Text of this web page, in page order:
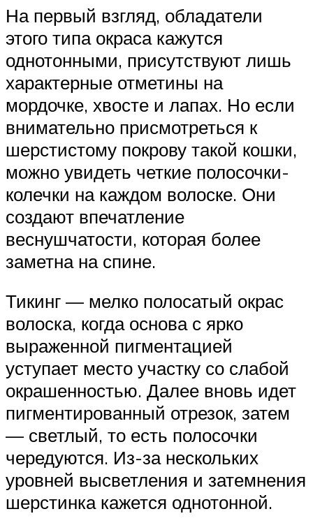
На первый взгляд, обладатели
этого типа окраса кажутся
однотонными, присутствуют лишь
характерные отметины на
мордочке, хвосте и лапах. Но если
внимательно присмотреться к
шерстистому покрову такой кошки,
можно увидеть четкие полосочки-
колечки на каждом волоске. Они
создают впечатление
веснушчатости, которая более
заметна на спине.
Тикинг — мелко полосатый окрас
волоска, когда основа с ярко
выраженной пигментацией
уступает место участку со слабой
окрашенностью. Далее вновь идет
пигментированный отрезок, затем
— светлый, то есть полосочки
чередуются. Из-за нескольких
уровней высветления и затемнения
шерстинка кажется однотонной.